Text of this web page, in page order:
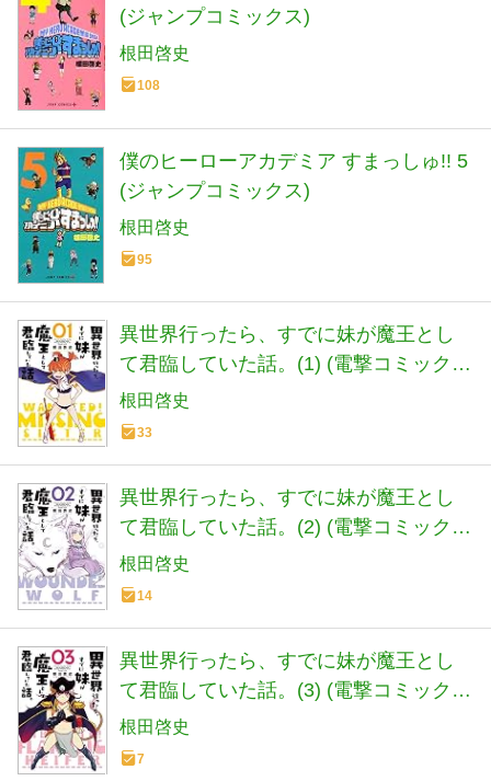
(ジャンプコミックス)
根田啓史
108
僕のヒーローアカデミア すまっしゅ!! 5
(ジャンプコミックス)
根田啓史
95
異世界行ったら、すでに妹が魔王とし
て君臨していた話。(1) (電撃コミックス
NEXT)
根田啓史
33
異世界行ったら、すでに妹が魔王とし
て君臨していた話。(2) (電撃コミックス
NEXT)
根田啓史
14
異世界行ったら、すでに妹が魔王とし
て君臨していた話。(3) (電撃コミックス
NEXT)
根田啓史
7